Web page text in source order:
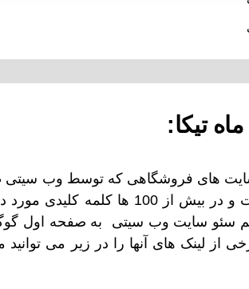
سایت های فروشگاهی که توسط وب
سئو شده است و در بیش از 100 ها کلمه
سئو سایت وب سیتی به صفحه اول
از لینک های آنها را در زیر می توانید